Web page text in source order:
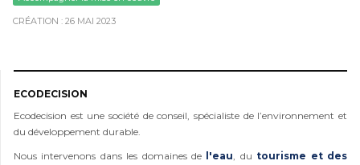
CRÉATION : 26 MAI 2023
ECODECISION
Ecodecision est une société de conseil, spécialiste de l’environnement et
du développement durable.
Nous intervenons dans les domaines de
l'eau, du tourisme et des